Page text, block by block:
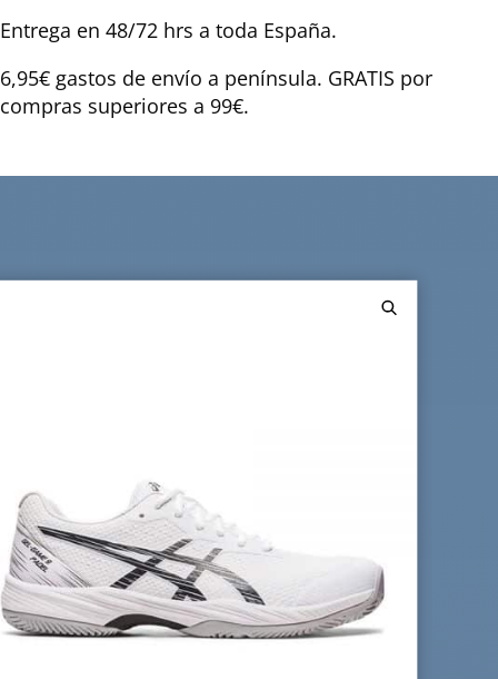
Entrega en 48/72 hrs a toda España.
6,95€ gastos de envío a península. GRATIS por
compras superiores a 99€.